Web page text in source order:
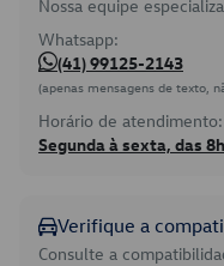
Nossa equipe
Whatsapp:
(41) 99125-2143
(apenas mensagens de texto,
Horário de atendimento:
Segunda à sexta, das
Verifique a
Consulte a